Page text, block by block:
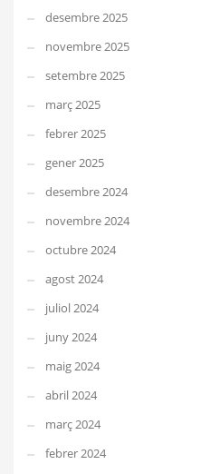
desembre 2025
novembre 2025
setembre 2025
març 2025
febrer 2025
gener 2025
desembre 2024
novembre 2024
octubre 2024
agost 2024
juliol 2024
juny 2024
maig 2024
abril 2024
març 2024
febrer 2024